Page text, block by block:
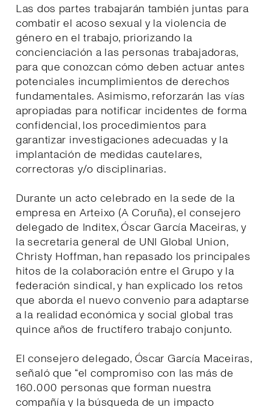
Las dos partes trabajarán también juntas para
combatir el acoso sexual y la violencia de
género en el trabajo, priorizando la
concienciación a las personas trabajadoras,
para que conozcan cómo deben actuar antes
potenciales incumplimientos de derechos
fundamentales. Asimismo, reforzarán las vías
apropiadas para notificar incidentes de forma
confidencial, los procedimientos para
garantizar investigaciones adecuadas y la
implantación de medidas cautelares,
correctoras y/o disciplinarias.
Durante un acto celebrado en la sede de la
empresa en Arteixo (A Coruña), el consejero
delegado de Inditex, Óscar García Maceiras, y
la secretaria general de UNI Global Union,
Christy Hoffman, han repasado los principales
hitos de la colaboración entre el Grupo y la
federación sindical, y han explicado los retos
que aborda el nuevo convenio para adaptarse
a la realidad económica y social global tras
quince años de fructífero trabajo conjunto.
El consejero delegado, Óscar García Maceiras,
señaló que “el compromiso con las más de
160.000 personas que forman nuestra
compañía y la búsqueda de un impacto